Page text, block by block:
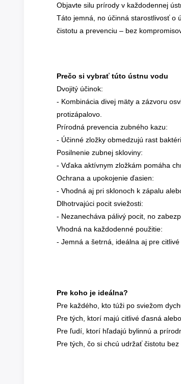
Objavte silu prírody v každodennej
Táto jemná, no účinná starostlivosť o
čistotu a prevenciu – bez
Prečo si vybrať túto ústnu vodu
Dvojitý účinok:
- Kombinácia divej mäty a zázvoru
protizápalovo.
Prírodná prevencia zubného kazu:
- Účinné zložky obmedzujú rast
Posilnenie zubnej skloviny:
- Vďaka aktívnym zložkám pomáha
Ochrana a upokojenie ďasien:
- Vhodná aj pri sklonoch k zápalu
Dlhotrvajúci pocit sviežosti:
- Nezanecháva pálivý pocit, no
Vhodná na každodenné použitie:
- Jemná a šetrná, ideálna aj pre citlivé
Pre koho je ideálna?
Pre každého, kto túži po sviežom
Pre tých, ktorí majú citlivé ďasná
Pre ľudí, ktorí hľadajú bylinnú a
Pre tých, čo si chcú udržať čistotu